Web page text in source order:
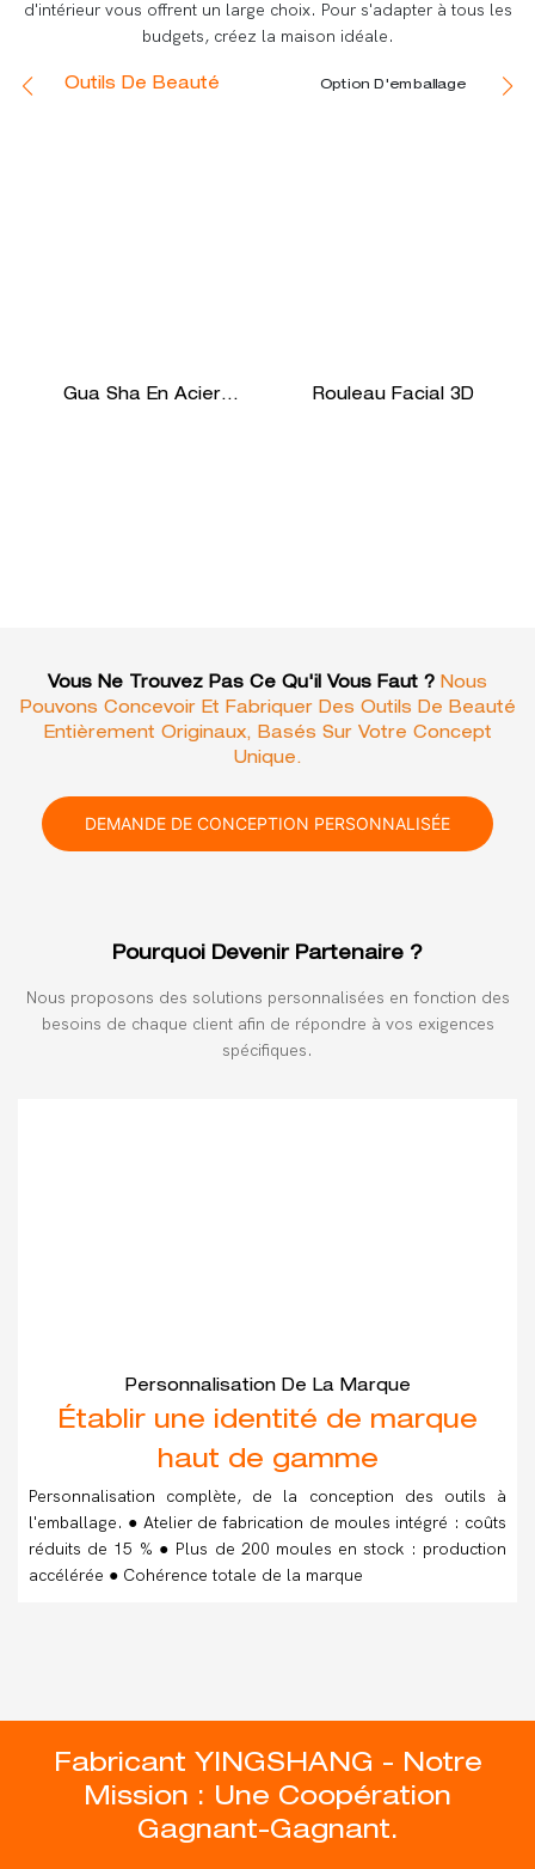
d'intérieur vous offrent un large choix. Pour s'adapter à tous les
budgets, créez la maison idéale.
Outils De Beauté Option D'emballage
Gua Sha En Acier
Rouleau Facial 3D
Vous Ne Trouvez Pas Ce Qu'il Vous Faut ? Nous
Pouvons Concevoir Et Fabriquer Des Outils De Beauté
Entièrement Originaux, Basés Sur Votre Concept
Unique.
DEMANDE DE CONCEPTION PERSONNALISÉE
Pourquoi Devenir Partenaire ?
Nous proposons des solutions personnalisées en fonction des
besoins de chaque client afin de répondre à vos exigences
spécifiques.
Personnalisation De La Marque
Établir une identité de marque
haut de gamme
Personnalisation complète, de la conception des outils à
l'emballage. ● Atelier de fabrication de moules intégré : coûts
réduits de 15 % ● Plus de 200 moules en stock : production
accélérée ● Cohérence totale de la marque
Fabricant YINGSHANG - Notre
Mission : Une Coopération
Gagnant-Gagnant.